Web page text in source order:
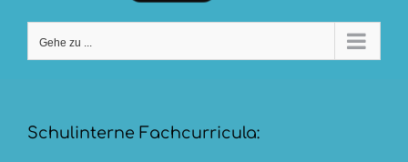
Gehe zu ...
Schulinterne Fachcurricula: